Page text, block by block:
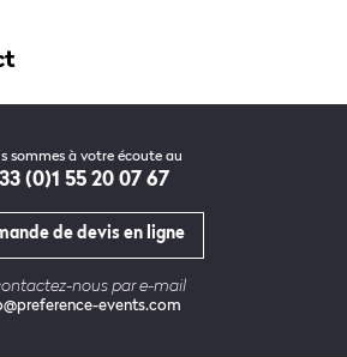
sommes à votre écoute au
(0)1 55 20 07 67
de devis en ligne
nous par e-mail
events.com